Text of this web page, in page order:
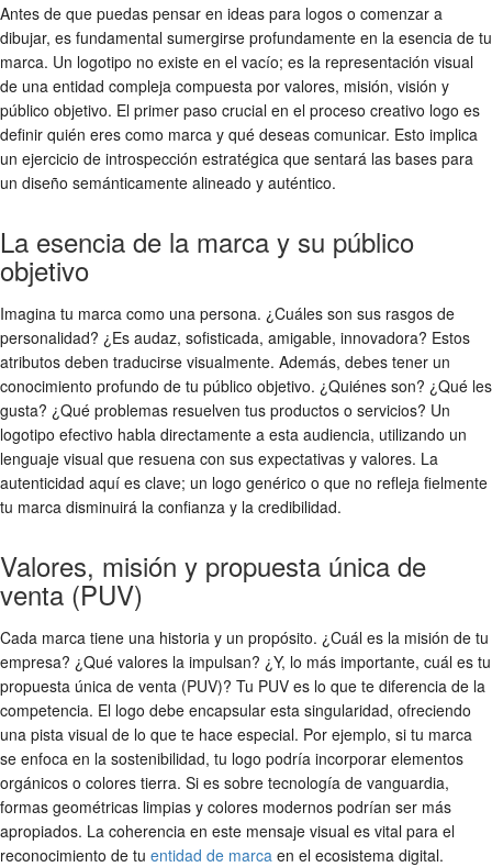
Antes de que puedas pensar en ideas para logos o comenzar a
dibujar, es fundamental sumergirse profundamente en la esencia de tu
marca. Un logotipo no existe en el vacío; es la representación visual
de una entidad compleja compuesta por valores, misión, visión y
público objetivo. El primer paso crucial en el proceso creativo logo es
definir quién eres como marca y qué deseas comunicar. Esto implica
un ejercicio de introspección estratégica que sentará las bases para
un diseño semánticamente alineado y auténtico.
La esencia de la marca y su público
objetivo
Imagina tu marca como una persona. ¿Cuáles son sus rasgos de
personalidad? ¿Es audaz, sofisticada, amigable, innovadora? Estos
atributos deben traducirse visualmente. Además, debes tener un
conocimiento profundo de tu público objetivo. ¿Quiénes son? ¿Qué les
gusta? ¿Qué problemas resuelven tus productos o servicios? Un
logotipo efectivo habla directamente a esta audiencia, utilizando un
lenguaje visual que resuena con sus expectativas y valores. La
autenticidad aquí es clave; un logo genérico o que no refleja fielmente
tu marca disminuirá la confianza y la credibilidad.
Valores, misión y propuesta única de
venta (PUV)
Cada marca tiene una historia y un propósito. ¿Cuál es la misión de tu
empresa? ¿Qué valores la impulsan? ¿Y, lo más importante, cuál es tu
propuesta única de venta (PUV)? Tu PUV es lo que te diferencia de la
competencia. El logo debe encapsular esta singularidad, ofreciendo
una pista visual de lo que te hace especial. Por ejemplo, si tu marca
se enfoca en la sostenibilidad, tu logo podría incorporar elementos
orgánicos o colores tierra. Si es sobre tecnología de vanguardia,
formas geométricas limpias y colores modernos podrían ser más
apropiados. La coherencia en este mensaje visual es vital para el
reconocimiento de tu entidad de marca en el ecosistema digital.